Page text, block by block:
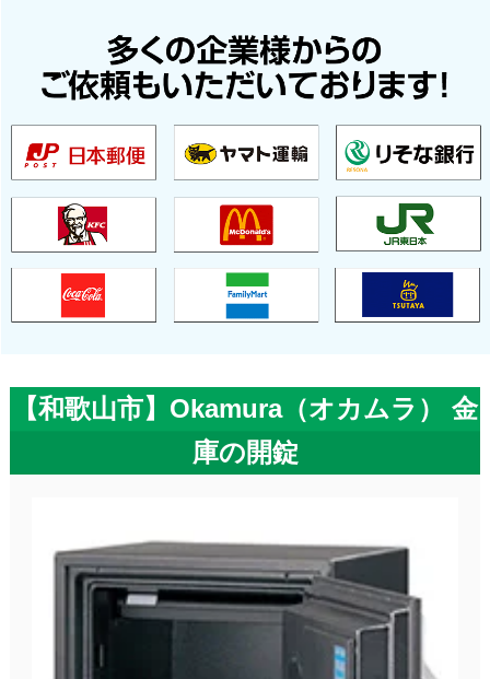
【和歌山市】Okamura（オカムラ） 金
庫の開錠